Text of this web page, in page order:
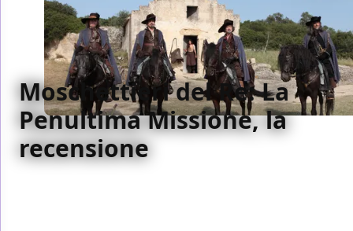
Moschettieri del Re: La
Penultima Missione, la
recensione